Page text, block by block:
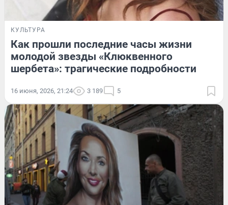
КУЛЬТУРА
Как прошли последние часы жизни
молодой звезды «Клюквенного
шербета»: трагические подробности
16 июня, 2026, 21:24 3 189 5